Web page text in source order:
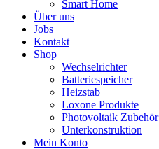
Smart Home
Über uns
Jobs
Kontakt
Shop
Wechselrichter
Batteriespeicher
Heizstab
Loxone Produkte
Photovoltaik Zubehör
Unterkonstruktion
Mein Konto